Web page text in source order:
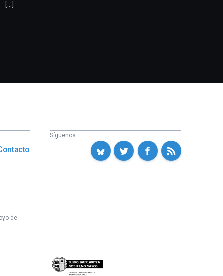
[...]
Síguenos:
de:
Eusko
Jaurlaritza